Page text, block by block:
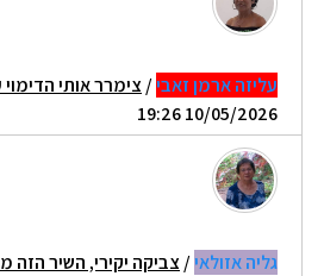
עליזה ארמן זאבי/ צימרר אותי
10/05/2026 19:26
גליה אזולאי/ צביקה יקירי, השיר